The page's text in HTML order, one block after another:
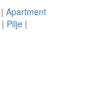
| Apartment
| Pilje |